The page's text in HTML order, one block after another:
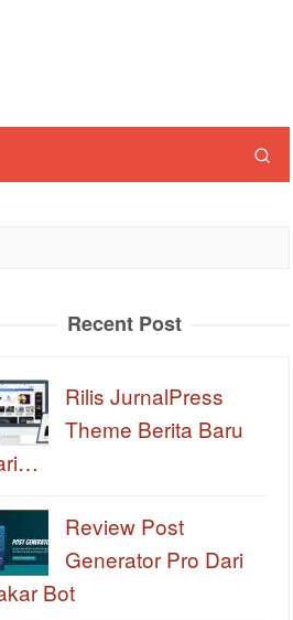
Recent Post
Rilis JurnalPress
Theme Berita Baru
Review Post
Generator Pro Dari
Bot